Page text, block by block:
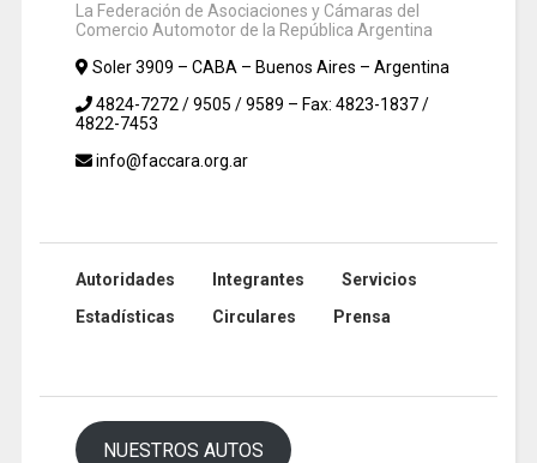
La Federación de Asociaciones y Cámaras del
Comercio Automotor de la República Argentina
Soler 3909 – CABA – Buenos Aires – Argentina
4824-7272 / 9505 / 9589 – Fax: 4823-1837 /
4822-7453
info@faccara.org.ar
Autoridades Integrantes
Servicios
Estadísticas
Circulares Prensa
NUESTROS AUTOS